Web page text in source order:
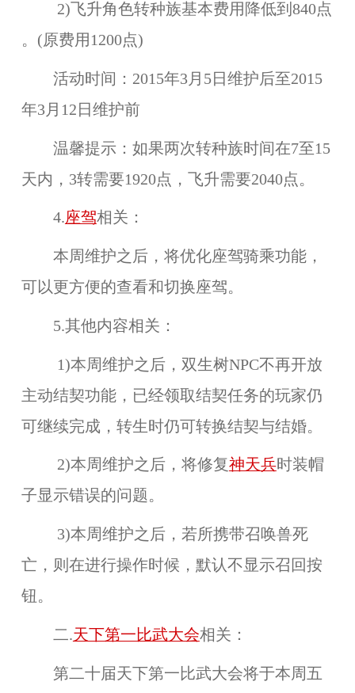
2) 飞升角色转种族基本费用降低到 840点
。(原费用1200点)
活动时间： 2015年3月5日维护后至2015
年3月12日维护前
温馨提示： 如果两次转种族时间在7至15
天内，3转需要1920点，飞升需要2040点。
4.座驾相关：
本周维护之后，将优化座驾骑乘功能，
可以更方便的查看和切换座驾。
5.其他内容相关：
1)本周维护之后，双生树NPC不再开放
主动结契功能，已经领取结契任务的玩家仍
可继续完成，转生时仍可转换结契与结婚。
2)本周维护之后，将修复神天兵时装帽
子显示错误的问题。
3)本周维护之后，若所携带召唤兽死
亡，则在进行操作时候，默认不显示召回按
钮。
二.天下第一比武大会相关：
第二十届天下第一比武大会将于本周五